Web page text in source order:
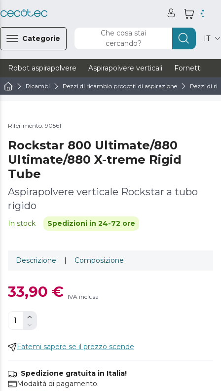
Categorie
Che cosa stai
cercando?
IT
Robot aspirapolvere Aspirapolvere verticali Fornetti
Ricambi Pezzi di ricambio prodotti di aspirazione Pezzi di
Riferimento: 90561
Rockstar 800 Ultimate/880
Ultimate/880 X-treme Rigid
Tube
Aspirapolvere verticale Rockstar a tubo
rigido
In stock Spedizioni in 24-72 ore
Descrizione | Composizione
33,90 € IVA inclusa
Fatemi sapere se il prezzo scende
Spedizione gratuita in Italia!
Modalità di pagamento.